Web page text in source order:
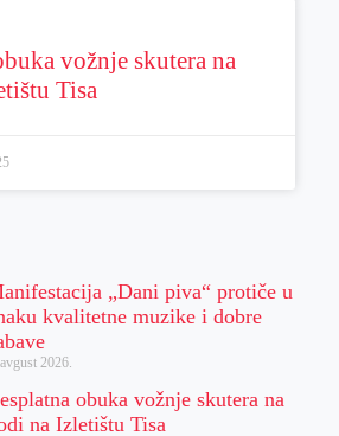
vožnje skutera na
Tisa
„Dani piva“ protiče u
kvalitetne muzike i dobre
2026.
obuka vožnje skutera na
na Izletištu Tisa